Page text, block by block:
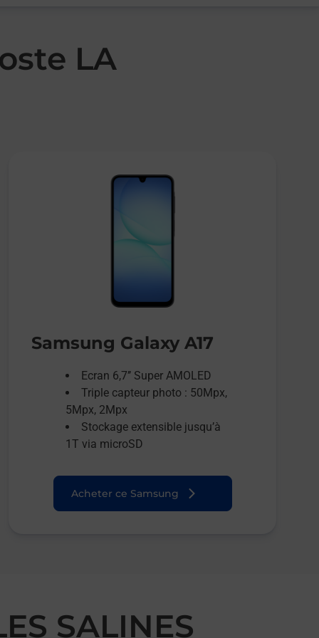
LA
Samsung Galaxy A17
Ecran 6,7’’ Super AMOLED
Triple capteur photo : 50Mpx,
5Mpx, 2Mpx
Stockage extensible jusqu’à
1T via microSD
Acheter ce Samsung
SALINES